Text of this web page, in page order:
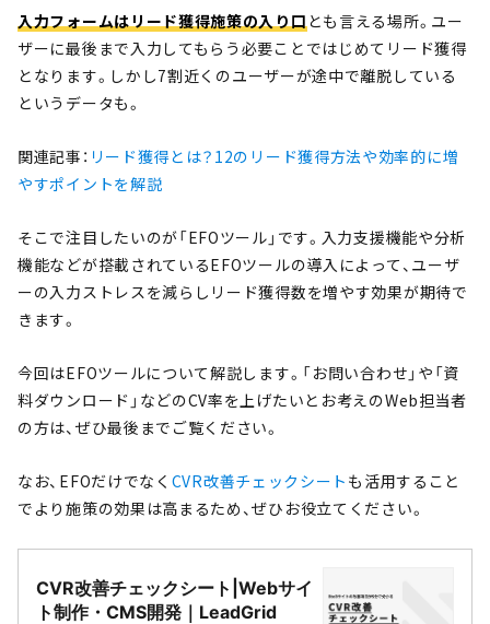
入力フォームはリード獲得施策の入り口とも言える場所。ユー
ザーに最後まで入力してもらう必要ことではじめてリード獲得
となります。しかし7割近くのユーザーが途中で離脱している
というデータも。
関連記事： リード獲得とは？12のリード獲得方法や効率的に増
やすポイントを解説
そこで注目したいのが「EFOツール」です。入力支援機能や分析
機能などが搭載されているEFOツールの導入によって、ユーザ
ーの入力ストレスを減らしリード獲得数を増やす効果が期待で
きます。
今回はEFOツールについて解説します。「お問い合わせ」や「資
料ダウンロード」などのCV率を上げたいとお考えのWeb担当者
の方は、ぜひ最後までご覧ください。
なお、EFOだけでなく CVR改善チェックシート も活用すること
でより施策の効果は高まるため、ぜひお役立てください。
CVR改善チェックシート|Webサイ
ト制作・CMS開発｜LeadGrid